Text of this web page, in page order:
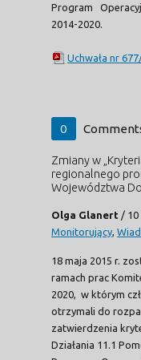
Program
2014-2020.
Uchwała nr
0
Zmiany w
regionalnego
Województwa
Olga Glanert / 10
Monitorujący
18 maja 2015 r.
ramach prac
2020, w którym
otrzymali do
zatwierdzenia
Działania 11.1